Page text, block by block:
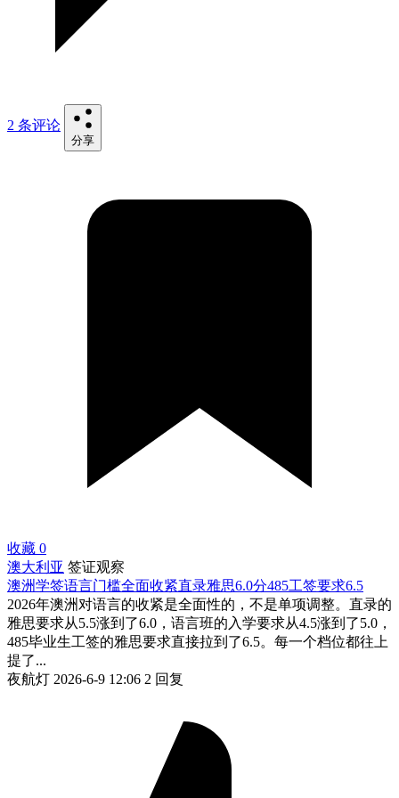
2 条评论
分享
收藏 0
澳大利亚 签证观察
澳洲学签语言门槛全面收紧直录雅思6.0分485工签要求6.5
2026年澳洲对语言的收紧是全面性的，不是单项调整。直录的
雅思要求从5.5涨到了6.0，语言班的入学要求从4.5涨到了5.0，
485毕业生工签的雅思要求直接拉到了6.5。每一个档位都往上
提了...
夜航灯 2026-6-9 12:06 2 回复